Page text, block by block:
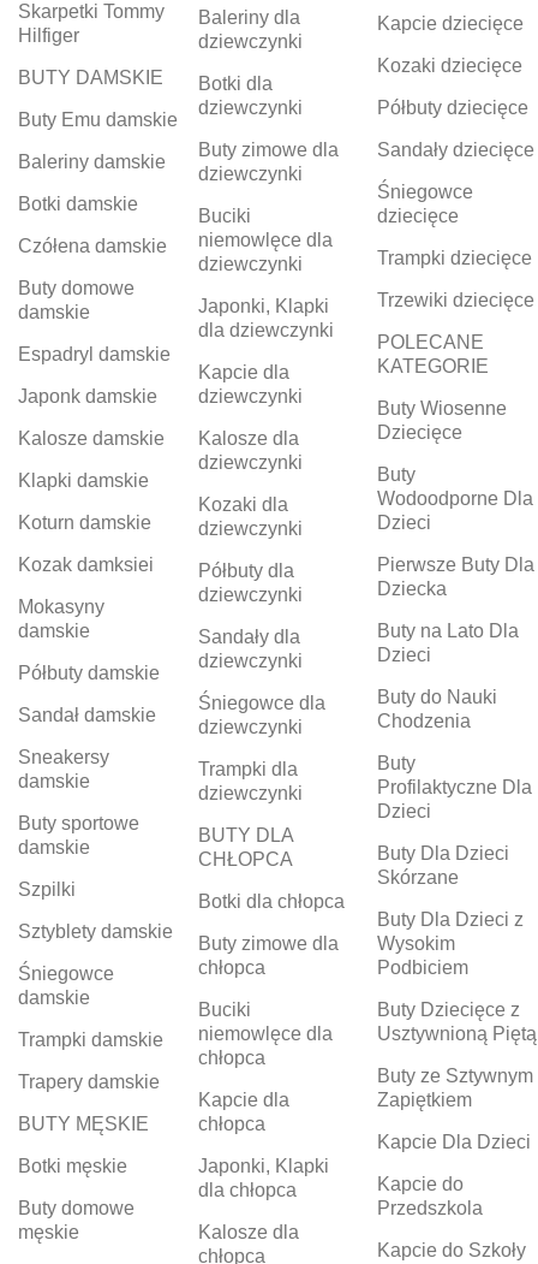
Skarpetki Tommy
Hilfiger
BUTY DAMSKIE
Buty Emu damskie
Baleriny damskie
Botki damskie
Czółena damskie
Buty domowe
damskie
Espadryl damskie
Japonk damskie
Kalosze damskie
Klapki damskie
Koturn damskie
Kozak damksiei
Mokasyny
damskie
Półbuty damskie
Sandał damskie
Sneakersy
damskie
Buty sportowe
damskie
Szpilki
Sztyblety damskie
Śniegowce
damskie
Trampki damskie
Trapery damskie
BUTY MĘSKIE
Botki męskie
Buty domowe
męskie
Baleriny dla
dziewczynki
Botki dla
dziewczynki
Buty zimowe dla
dziewczynki
Buciki
niemowlęce dla
dziewczynki
Japonki, Klapki
dla dziewczynki
Kapcie dla
dziewczynki
Kalosze dla
dziewczynki
Kozaki dla
dziewczynki
Półbuty dla
dziewczynki
Sandały dla
dziewczynki
Śniegowce dla
dziewczynki
Trampki dla
dziewczynki
BUTY DLA
CHŁOPCA
Botki dla chłopca
Buty zimowe dla
chłopca
Buciki
niemowlęce dla
chłopca
Kapcie dla
chłopca
Japonki, Klapki
dla chłopca
Kalosze dla
chłopca
Kapcie dziecięce
Kozaki dziecięce
Półbuty dziecięce
Sandały dziecięce
Śniegowce
dziecięce
Trampki dziecięce
Trzewiki dziecięce
POLECANE
KATEGORIE
Buty Wiosenne
Dziecięce
Buty
Wodoodporne Dla
Dzieci
Pierwsze Buty Dla
Dziecka
Buty na Lato Dla
Dzieci
Buty do Nauki
Chodzenia
Buty
Profilaktyczne Dla
Dzieci
Buty Dla Dzieci
Skórzane
Buty Dla Dzieci z
Wysokim
Podbiciem
Buty Dziecięce z
Usztywnioną Piętą
Buty ze Sztywnym
Zapiętkiem
Kapcie Dla Dzieci
Kapcie do
Przedszkola
Kapcie do Szkoły